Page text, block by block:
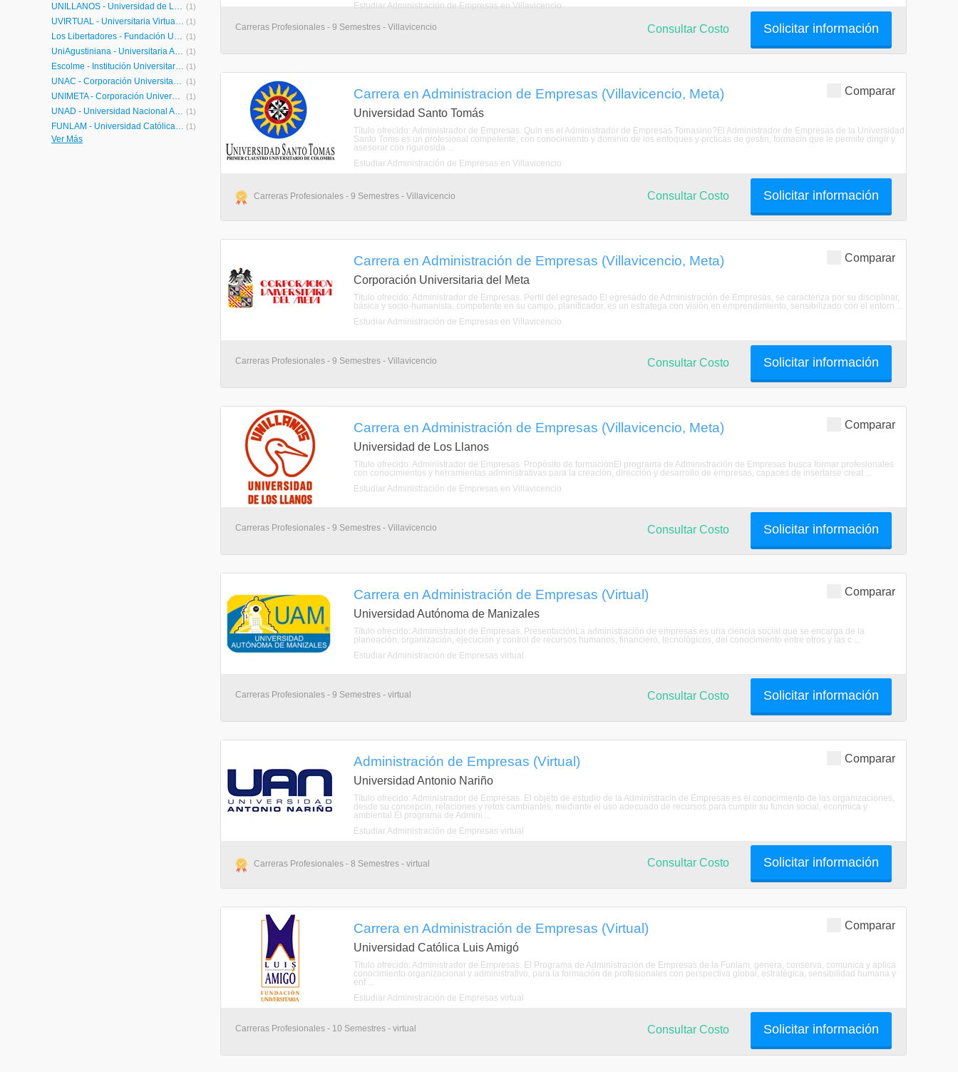
UNILLANOS - Universidad de Los Llanos (1)
UVIRTUAL - Universitaria Virtual Internacional (1)
Los Libertadores - Fundación Universitaria Los Libertadores (1)
UniAgustiniana - Universitaria Agustiniana | UniAgustiniana (1)
Escolme - Institución Universitaria Escolme (1)
UNAC - Corporación Universitaria Adventista (1)
UNIMETA - Corporación Universitaria del Meta (1)
UNAD - Universidad Nacional Abierta y a Distancia (1)
FUNLAM - Universidad Católica Luis Amigó (1)
Ver Más
Estudiar Administración de Empresas en Villavicencio
Carreras Profesionales - 9 Semestres - Villavicencio Solicitar información
Consultar Costo
Comparar
Carrera en Administracion de Empresas (Villavicencio, Meta)
Universidad Santo Tomás
Título ofrecido: Administrador de Empresas. Quin es el Administrador de Empresas Tomasino?El Administrador de Empresas de la Universidad
Santo Toms es un profesional competente, con conocimiento y dominio de los enfoques y prcticas de gestin, formacin que le permite dirigir y
asesorar con rigurosida ...
Estudiar Administración de Empresas en Villavicencio
Carreras Profesionales - 9 Semestres - Villavicencio Solicitar información
Consultar Costo
Comparar
Carrera en Administración de Empresas (Villavicencio, Meta)
Corporación Universitaria del Meta
Título ofrecido: Administrador de Empresas. Perfil del egresado El egresado de Administración de Empresas, se caracteriza por su disciplinar,
básica y socio-humanista, competente en su campo, planificador, es un estratega con visión en emprendimiento, sensibilizado con el entorn ...
Estudiar Administración de Empresas en Villavicencio
Carreras Profesionales - 9 Semestres - Villavicencio Solicitar información
Consultar Costo
Comparar
Carrera en Administración de Empresas (Villavicencio, Meta)
Universidad de Los Llanos
Título ofrecido: Administrador de Empresas. Propósito de formaciónEl programa de Administración de Empresas busca formar profesionales
con conocimientos y herramientas administrativas para la creación, dirección y desarrollo de empresas, capaces de insertarse creat ...
Estudiar Administración de Empresas en Villavicencio
Carreras Profesionales - 9 Semestres - Villavicencio Solicitar información
Consultar Costo
Comparar
Carrera en Administración de Empresas (Virtual)
Universidad Autónoma de Manizales
Título ofrecido: Administrador de Empresas. PresentaciónLa administración de empresas es una ciencia social que se encarga de la
planeación, organización, ejecución y control de recursos humanos, financiero, tecnológicos, del conocimiento entre otros y las c ...
Estudiar Administración de Empresas virtual
Carreras Profesionales - 9 Semestres - virtual Solicitar información
Consultar Costo
Comparar
Administración de Empresas (Virtual)
Universidad Antonio Nariño
Título ofrecido: Administrador de Empresas. El objeto de estudio de la Administracin de Empresas es el conocimiento de las organizaciones,
desde su concepcin, relaciones y retos cambiantes, mediante el uso adecuado de recursos para cumplir su funcin social, econmica y
ambiental.El programa de Admini ...
Estudiar Administración de Empresas virtual
Carreras Profesionales - 8 Semestres - virtual Solicitar información
Consultar Costo
Comparar
Carrera en Administración de Empresas (Virtual)
Universidad Católica Luis Amigó
Título ofrecido: Administrador de Empresas. El Programa de Administración de Empresas de la Funlam, genera, conserva, comunica y aplica
conocimiento organizacional y administrativo, para la formación de profesionales con perspectiva global, estratégica, sensibilidad humana y
enf ...
Estudiar Administración de Empresas virtual
Carreras Profesionales - 10 Semestres - virtual Solicitar información
Consultar Costo